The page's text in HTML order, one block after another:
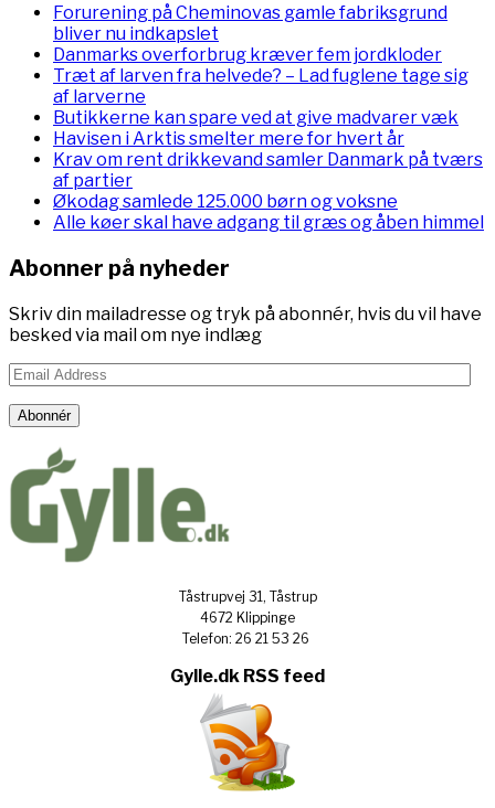
Forurening på Cheminovas gamle fabriksgrund
bliver nu indkapslet
Danmarks overforbrug kræver fem jordkloder
Træt af larven fra helvede? – Lad fuglene tage sig
af larverne
Butikkerne kan spare ved at give madvarer væk
Havisen i Arktis smelter mere for hvert år
Krav om rent drikkevand samler Danmark på tværs
af partier
Økodag samlede 125.000 børn og voksne
Alle køer skal have adgang til græs og åben himmel
Abonner på nyheder
Skriv din mailadresse og tryk på abonnér, hvis du vil have
besked via mail om nye indlæg
Email
Address
Abonnér
Tåstrupvej 31, Tåstrup
4672 Klippinge
Telefon: 26 21 53 26
Gylle.dk RSS feed